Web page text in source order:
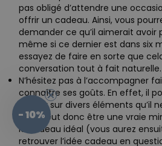
pas obligé d’attendre une
offrir un cadeau. Ainsi, vous
demander ce qu’il aimerait avoir
même si ce dernier est dans six
essayez de faire en sorte que
conversation tout à fait naturelle.
N’hésitez pas à l’accompagner
connaître ses goûts. En effet, il
flasher sur divers éléments qu’il
Cela peut donc être une vraie
le cadeau idéal (vous aurez
retrouver l’idée cadeau en
- 10%